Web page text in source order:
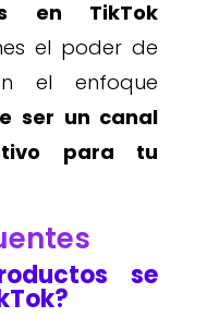
en TikTok
el poder de
el enfoque
ser un canal
para tu
se